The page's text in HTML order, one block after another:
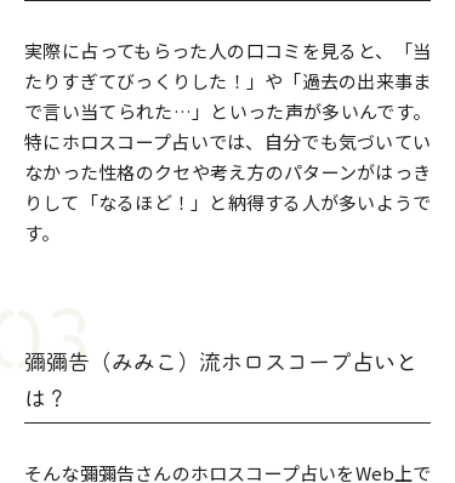
実際に占ってもらった人の口コミを見ると、「当
たりすぎてびっくりした！」や「過去の出来事ま
で言い当てられた…」といった声が多いんです。
特にホロスコープ占いでは、自分でも気づいてい
なかった性格のクセや考え方のパターンがはっき
りして「なるほど！」と納得する人が多いようで
す。
彌彌告（みみこ）流ホロスコープ占いと
は？
そんな彌彌告さんのホロスコープ占いをWeb上で